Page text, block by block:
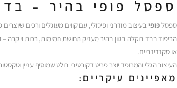
ספסל פופי בהיר – בד
ספסלפופי בעיצוב מודרני ופיסולי, עם קווים מעוגלים ורכים שיוצרים
הריפוד בבד בוקלה בגוון בהיר מעניק תחושת חמימות, רכות
או סקנדינביים.
העיצוב הגלי והמרופד יוצר פריט דקורטיבי בולט שמוסיף עניין
מאפיינים עיקריים: